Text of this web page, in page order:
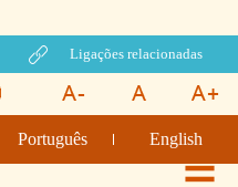
Ligações relacionadas
Português English